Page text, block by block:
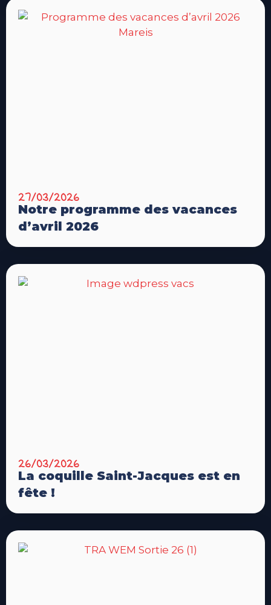
27/03/2026
Notre programme des vacances
d’avril 2026
26/03/2026
La coquille Saint-Jacques est en
fête !